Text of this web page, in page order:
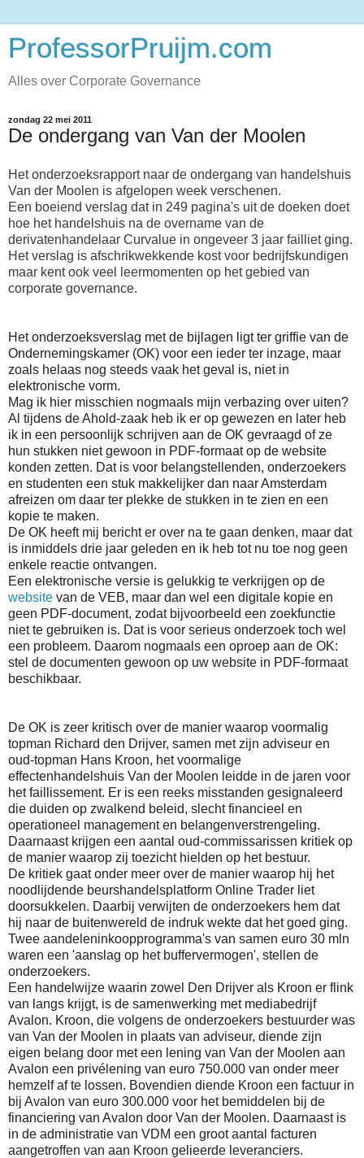
ProfessorPruijm.com
Alles over Corporate Governance
zondag 22 mei 2011
De ondergang van Van der Moolen
Het onderzoeksrapport naar de ondergang van handelshuis
Van der Moolen is afgelopen week verschenen.
Een boeiend verslag dat in 249 pagina's uit de doeken doet
hoe het handelshuis na de overname van de
derivatenhandelaar Curvalue in ongeveer 3 jaar failliet ging.
Het verslag is afschrikwekkende kost voor bedrijfskundigen
maar kent ook veel leermomenten op het gebied van
corporate governance.
Het onderzoeksverslag met de bijlagen ligt ter griffie van de
Ondernemingskamer (OK) voor een ieder ter inzage, maar
zoals helaas nog steeds vaak het geval is, niet in
elektronische vorm.
Mag ik hier misschien nogmaals mijn verbazing over uiten?
Al tijdens de Ahold-zaak heb ik er op gewezen en later heb
ik in een persoonlijk schrijven aan de OK gevraagd of ze
hun stukken niet gewoon in PDF-formaat op de website
konden zetten. Dat is voor belangstellenden, onderzoekers
en studenten een stuk makkelijker dan naar Amsterdam
afreizen om daar ter plekke de stukken in te zien en een
kopie te maken.
De OK heeft mij bericht er over na te gaan denken, maar dat
is inmiddels drie jaar geleden en ik heb tot nu toe nog geen
enkele reactie ontvangen.
Een elektronische versie is gelukkig te verkrijgen op de
website van de VEB, maar dan wel een digitale kopie en
geen PDF-document, zodat bijvoorbeeld een zoekfunctie
niet te gebruiken is. Dat is voor serieus onderzoek toch wel
een probleem. Daarom nogmaals een oproep aan de OK:
stel de documenten gewoon op uw website in PDF-formaat
beschikbaar.
De OK is zeer kritisch over de manier waarop voormalig
topman Richard den Drijver, samen met zijn adviseur en
oud-topman Hans Kroon, het voormalige
effectenhandelshuis Van der Moolen leidde in de jaren voor
het faillissement. Er is een reeks misstanden gesignaleerd
die duiden op zwalkend beleid, slecht financieel en
operationeel management en belangenverstrengeling.
Daarnaast krijgen een aantal oud-commissarissen kritiek op
de manier waarop zij toezicht hielden op het bestuur.
De kritiek gaat onder meer over de manier waarop hij het
noodlijdende beurshandelsplatform Online Trader liet
doorsukkelen. Daarbij verwijten de onderzoekers hem dat
hij naar de buitenwereld de indruk wekte dat het goed ging.
Twee aandeleninkoopprogramma's van samen euro 30 mln
waren een 'aanslag op het buffervermogen', stellen de
onderzoekers.
Een handelwijze waarin zowel Den Drijver als Kroon er flink
van langs krijgt, is de samenwerking met mediabedrijf
Avalon. Kroon, die volgens de onderzoekers bestuurder was
van Van der Moolen in plaats van adviseur, diende zijn
eigen belang door met een lening van Van der Moolen aan
Avalon een privélening van euro 750.000 van onder meer
hemzelf af te lossen. Bovendien diende Kroon een factuur in
bij Avalon van euro 300.000 voor het bemiddelen bij de
financiering van Avalon door Van der Moolen. Daarnaast is
in de administratie van VDM een groot aantal facturen
aangetroffen van aan Kroon gelieerde leveranciers.